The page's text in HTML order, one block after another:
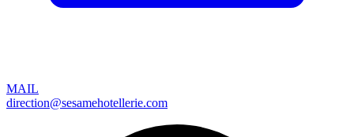
MAIL
direction@sesamehotellerie.com